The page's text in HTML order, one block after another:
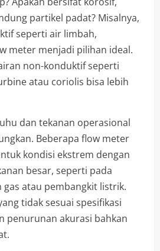
partikel padat? Misalnya,
seperti air limbah,
meter menjadi pilihan ideal.
non-konduktif seperti
atau coriolis bisa lebih
dan tekanan operasional
Beberapa flow meter
kondisi ekstrem dengan
besar, seperti pada
atau pembangkit listrik.
tidak sesuai spesifikasi
penurunan akurasi bahkan